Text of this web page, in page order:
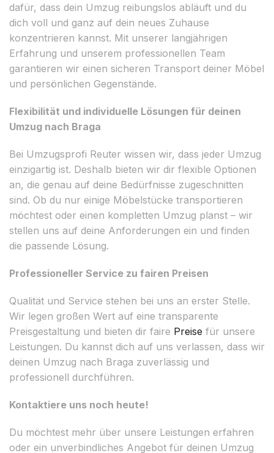
dafür, dass dein Umzug reibungslos abläuft und du
dich voll und ganz auf dein neues Zuhause
konzentrieren kannst. Mit unserer langjährigen
Erfahrung und unserem professionellen Team
garantieren wir einen sicheren Transport deiner Möbel
und persönlichen Gegenstände.
Flexibilität und individuelle Lösungen für deinen
Umzug nach Braga
Bei Umzugsprofi Reuter wissen wir, dass jeder Umzug
einzigartig ist. Deshalb bieten wir dir flexible Optionen
an, die genau auf deine Bedürfnisse zugeschnitten
sind. Ob du nur einige Möbelstücke transportieren
möchtest oder einen kompletten Umzug planst – wir
stellen uns auf deine Anforderungen ein und finden
die passende Lösung.
Professioneller Service zu fairen Preisen
Qualität und Service stehen bei uns an erster Stelle.
Wir legen großen Wert auf eine transparente
Preisgestaltung und bieten dir faire Preise für unsere
Leistungen. Du kannst dich auf uns verlassen, dass wir
deinen Umzug nach Braga zuverlässig und
professionell durchführen.
Kontaktiere uns noch heute!
Du möchtest mehr über unsere Leistungen erfahren
oder ein unverbindliches Angebot für deinen Umzug